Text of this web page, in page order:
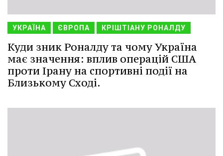
УКРАЇНА ЄВРОПА КРІШТІАНУ РОНАЛДУ
Куди зник Роналду та чому Україна
має значення: вплив операцій США
проти Ірану на спортивні події на
Близькому Сході.